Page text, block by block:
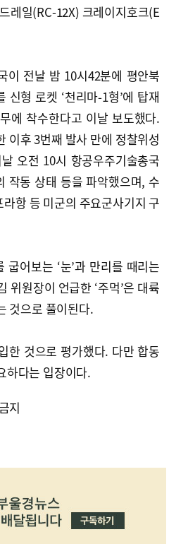
레일(RC-12X) 크레이지호크(E
이 전날 밤 10시42분에 평안북
신형 로켓 ‘천리마-1형’에 탑재
에 착수한다고 이날 보도했다.
이후 3번째 발사 만에 정찰위성
오전 10시 항공우주기술총국
작동 상태 등을 파악했으며, 수
항 등 미군의 주요군사기지 구
어보는 ‘눈’과 만리를 때리는
위원장이 언급한 ‘주먹’은 대륙
것으로 풀이된다.
한 것으로 평가했다. 다만 합동
하다는 입장이다.
지